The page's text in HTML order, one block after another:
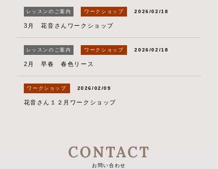
レッスンのご案内 ワークショップ 2026/02/18
3月 花音さんワークショップ
レッスンのご案内 ワークショップ 2026/02/18
2月 早春 春色リース
ワークショップ 2026/02/09
花音さん１２月ワークショップ
CONTACT
お問い合わせ